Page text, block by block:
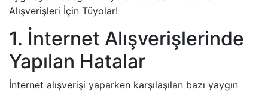
Alışverişleri İçin Tüyolar!
1. İnternet Alışverişlerinde
Yapılan Hatalar
İnternet alışverişi yaparken karşılaşılan bazı yaygın